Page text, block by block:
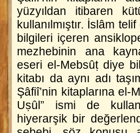
yüzyıldan itibaren
kullanılmıştır. İslâm
bilgileri içeren
mezhebinin ana
eseri el-Mebsûṭdiye
kitabı da aynı adı
Şâfiî’nin kitaplarına el-
Uṣûl” ismi de
hiyerarşik bir